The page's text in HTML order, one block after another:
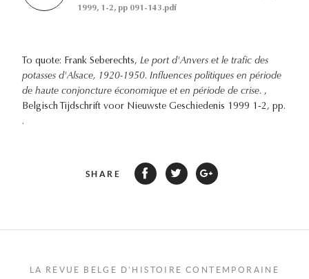
1999, 1-2, pp 091-143.pdf
To quote: Frank Seberechts, Le port d'Anvers et le trafic des
potasses d'Alsace, 1920-1950. Influences politiques en période
de haute conjoncture économique et en période de crise. ,
Belgisch Tijdschrift voor Nieuwste Geschiedenis 1999 1-2, pp.
.
SHARE
LA REVUE BELGE D'HISTOIRE CONTEMPORAINE